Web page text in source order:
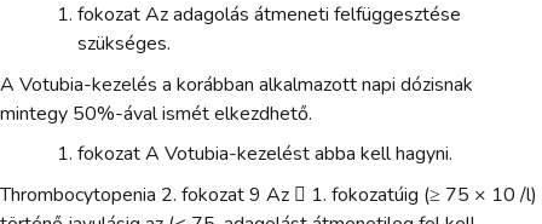
fokozat Az adagolás átmeneti felfüggesztése
szükséges.
A Votubia-kezelés a korábban alkalmazott napi dózisnak
mintegy 50%-ával ismét elkezdhető.
fokozat A Votubia-kezelést abba kell hagyni.
Thrombocytopenia 2. fokozat 9 Az  1. fokozatúig (≥ 75 × 10 /l)